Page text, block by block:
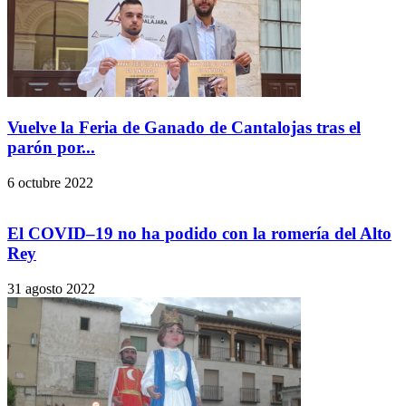
Vuelve la Feria de Ganado de Cantalojas tras el
parón por...
6 octubre 2022
El COVID–19 no ha podido con la romería del Alto
Rey
31 agosto 2022